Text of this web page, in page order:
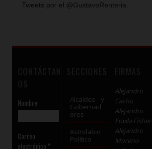
Tweets por el @GustavoRenteria.
Nombre
Correo
electrónico *
Alcaldes y
Gobernad
ores
Astrolabio
Político
Alejandro
Cacho
Alejandro
Envila Fisher
Alejandro
Moreno